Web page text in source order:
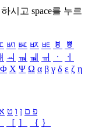
시고 space를 누르
ㅴ ㅵ ㅶ ㅷ ㅸ
ㅹ
ㆉ ㆊ ㆋ ㆌ ㆍ
ㆎ
Φ Χ Ψ Ω α β γ δ ε ζ η
פ ם ן ו ט
［ ］ ｛ ｝